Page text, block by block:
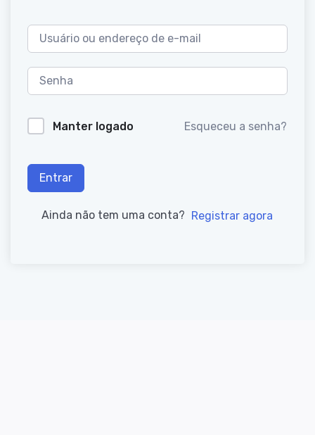
Manter logado Esqueceu a senha?
Entrar
Ainda não tem uma conta? Registrar agora